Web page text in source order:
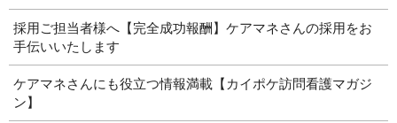
採用ご担当者様へ【完全成功報酬】ケアマネさんの採用をお
手伝いいたします
ケアマネさんにも役立つ情報満載【カイポケ訪問看護マガジ
ン】